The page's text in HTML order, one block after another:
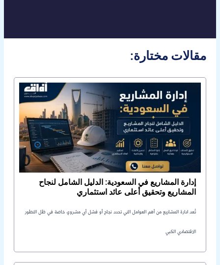
:مقالات مختارة
إدارة المشاريع في السعودية: الدليل الشامل لنجاح
المشاريع وتحقيق أعلى عائد استثماري
تُعد ادارة المشاريع من أهم العوامل التي تحدد نجاح أو فشل أي مشروع، خاصة في ظل التطور
الاقتصادي الكبي